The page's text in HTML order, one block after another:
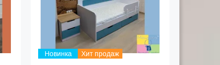
Новинка Хит продаж